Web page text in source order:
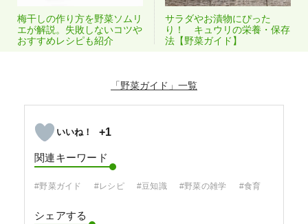
梅干しの作り方を野菜ソムリ
エが解説。失敗しないコツや
おすすめレシピも紹介
サラダやお漬物にぴった
り！ キュウリの栄養・保存
法【野菜ガイド】
「野菜ガイド」
+1
関連キーワード
#野菜ガイド #レシピ #豆知識 #野菜の雑学 #食育
シェアする